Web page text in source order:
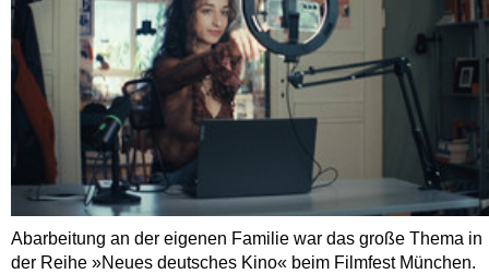
Abarbeitung an der eigenen Familie war das große Thema in
der Reihe »Neues deutsches Kino« beim Filmfest München.